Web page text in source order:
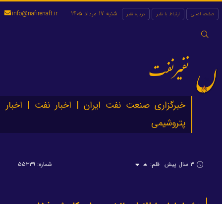
صفحه اصلی ارتباط با نفیر درباره نفیر
جستجو
شنبه 17 مرداد 1405 info@nafirenaft.ir
نفیرنفت
خبرگزاری صنعت نفت ایران | اخبار نفت | اخبار
پتروشیمی
۳ سال پیش قلم: شماره: ۵۵۳۳۹